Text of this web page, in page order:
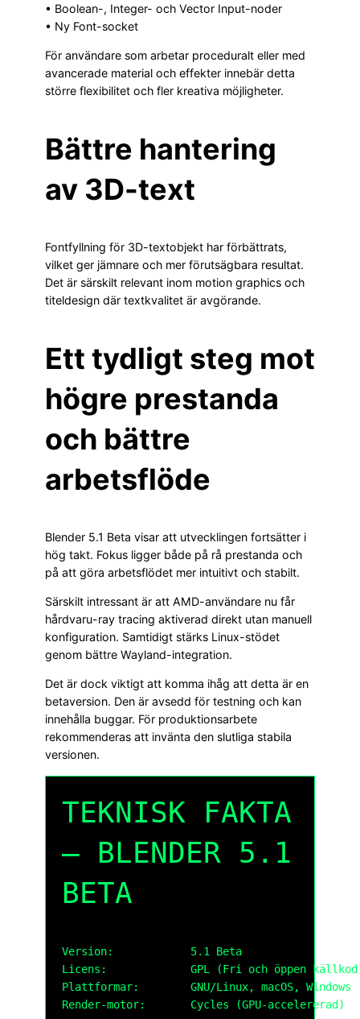
• Boolean-, Integer- och Vector Input-noder
• Ny Font-socket
För användare som arbetar proceduralt eller med
avancerade material och effekter innebär detta
större flexibilitet och fler kreativa möjligheter.
Bättre hantering
av 3D-text
Fontfyllning för 3D-textobjekt har förbättrats,
vilket ger jämnare och mer förutsägbara resultat.
Det är särskilt relevant inom motion graphics och
titeldesign där textkvalitet är avgörande.
Ett tydligt steg mot
högre prestanda
och bättre
arbetsflöde
Blender 5.1 Beta visar att utvecklingen fortsätter i
hög takt. Fokus ligger både på rå prestanda och
på att göra arbetsflödet mer intuitivt och stabilt.
Särskilt intressant är att AMD-användare nu får
hårdvaru-ray tracing aktiverad direkt utan manuell
konfiguration. Samtidigt stärks Linux-stödet
genom bättre Wayland-integration.
Det är dock viktigt att komma ihåg att detta är en
betaversion. Den är avsedd för testning och kan
innehålla buggar. För produktionsarbete
rekommenderas att invänta den slutliga stabila
versionen.
TEKNISK FAKTA
– BLENDER 5.1
BETA
Version:            5.1 Beta
Licens:             GPL (Fri och öppen
Plattformar:        GNU/Linux, macOS, Windows
Render-motor:       Cycles (GPU-accelererad)